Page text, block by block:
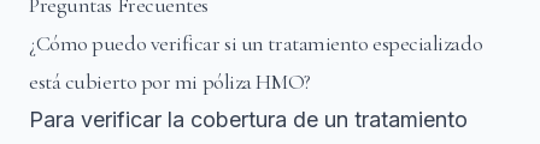
¿Cómo puedo verificar si un tratamiento especializado
está cubierto por mi póliza HMO?
Para verificar la cobertura de un tratamiento